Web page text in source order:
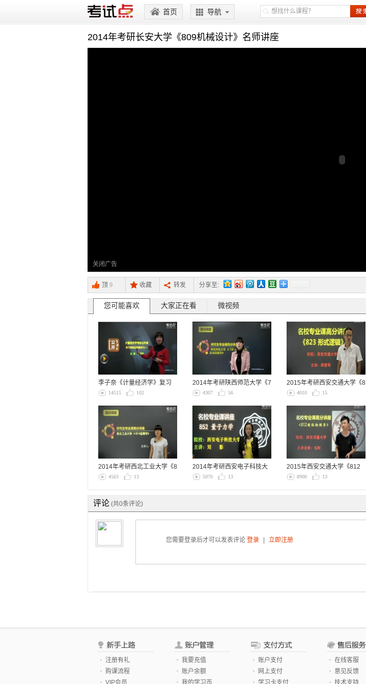
首页 导航
2014年考研长安大学《809机械设计》名师讲座
关闭广告
顶 9 收藏 转发 分享至:
您可能喜欢 大家正在看 微视频
李子奈《计量经济学》复习
思路及答题技巧
14515 102
2014年考研陕西师范大学《7
28运动…
4307 56
2015年考研西安交通大学《8
23形式…
4010 15
2014年考研西北工业大学《8
14运筹…
4563 13
2014年考研西安电子科技大
学《852…
5070 13
2015年西安交通大学《812
固体物理…
8900 13
评论 (共0条评论)
您需要登录后才可以发表评论 登录 立即注册
注册有礼
购课流程
VIP会员
我要充值
账户余额
我的学习币
账户支付
网上支付
学习卡支付
在线客服
意见反馈
技术支持